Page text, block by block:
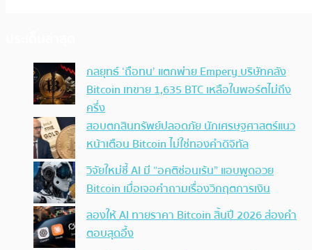
กลยุทธ์ ‘ถือทน’ แตกพ่าย Empery บริษัทคลัง
Bitcoin เทขาย 1,635 BTC เหลือในพอร์ตไม่ถึง
ครึ่ง
สอบตกสินทรัพย์ปลอดภัย นักเศรษฐศาสตร์แนว
หน้าเตือน Bitcoin ไม่ใช่ทองคำดิจิทัล
วิจัยใหม่ชี้ AI มี “อคติซ่อนเร้น” แอบพูดอวย
Bitcoin เมื่อเจอคำถามเรื่องวิกฤตการเงิน
ลองให้ AI ทายราคา Bitcoin สิ้นปี 2026 ส่องคำ
ตอบสุดอึ้ง